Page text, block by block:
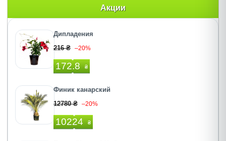
Акции
Дипладения
216 ₴ –20%
172.8 ₴
Финик канарский
12780 ₴ –20%
10224 ₴